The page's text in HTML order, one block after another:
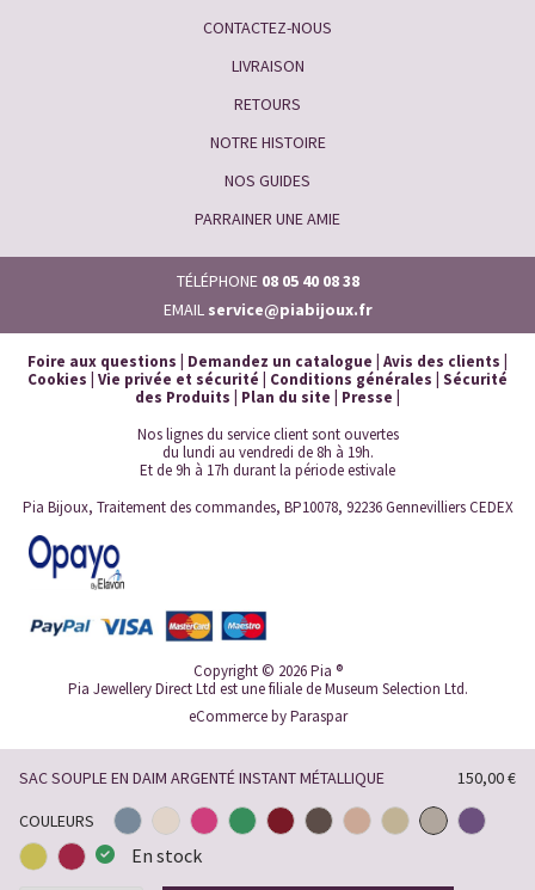
SAC SOUPLE EN DAIM ARGENTÉ INSTANT MÉTALLIQUE
150,00 €
COULEURS
En stock
CONTACTEZ-NOUS
LIVRAISON
RETOURS
NOTRE HISTOIRE
NOS GUIDES
PARRAINER UNE AMIE
TÉLÉPHONE 08 05 40 08 38
EMAIL service@piabijoux.fr
Foire aux questions Demandez un catalogue Avis des clients
Cookies Vie privée et sécurité Conditions générales Sécurité
des Produits
Plan du site Presse
Nos lignes du service client sont ouvertes
du lundi au vendredi de 8h à 19h.
Et de 9h à 17h durant la période estivale
Pia Bijoux, Traitement des commandes, BP10078, 92236 Gennevilliers CEDEX
Copyright © 2026 Pia ®
Pia Jewellery Direct Ltd est une filiale de Museum Selection Ltd.
eCommerce byParaspar